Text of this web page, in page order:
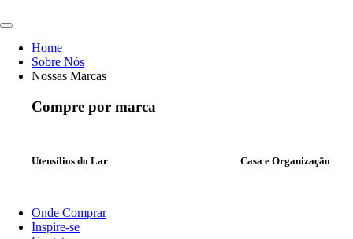
para
conteúdoHome
Sobre Nós
Nossas Marcas
Compre por marca
Utensílios do Lar Casa e Organização
Onde Comprar
Inspire-se